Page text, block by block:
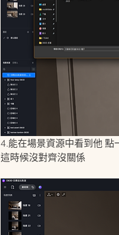
4.能在場景資源中看到他
這時候沒對齊沒關係